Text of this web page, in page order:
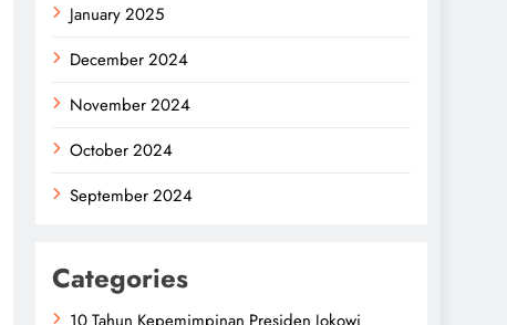
January 2025
December 2024
November 2024
October 2024
September 2024
Categories